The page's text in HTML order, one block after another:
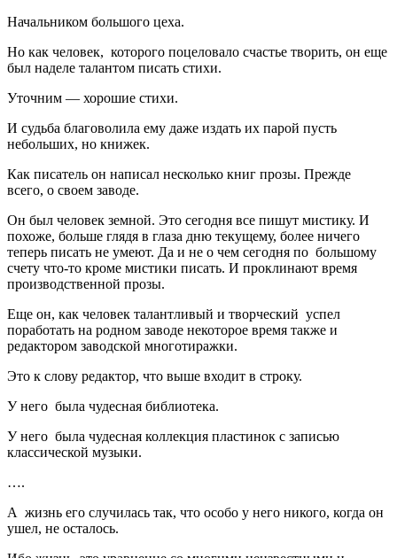
Начальником большого цеха.
Но как человек, которого поцеловало счастье творить, он еще
был наделе талантом писать стихи.
Уточним — хорошие стихи.
И судьба благоволила ему даже издать их парой пусть
небольших, но книжек.
Как писатель он написал несколько книг прозы. Прежде
всего, о своем заводе.
Он был человек земной. Это сегодня все пишут мистику. И
похоже, больше глядя в глаза дню текущему, более ничего
теперь писать не умеют. Да и не о чем сегодня по большому
счету что-то кроме мистики писать. И проклинают время
производственной прозы.
Еще он, как человек талантливый и творческий успел
поработать на родном заводе некоторое время также и
редактором заводской многотиражки.
Это к слову редактор, что выше входит в строку.
У него была чудесная библиотека.
У него была чудесная коллекция пластинок с записью
классической музыки.
….
А жизнь его случилась так, что особо у него никого, когда он
ушел, не осталось.